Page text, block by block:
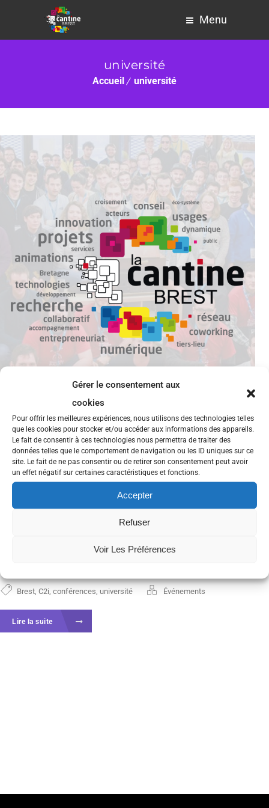
Gérer le consentement aux
cookies
Pour offrir les meilleures expériences, nous utilisons des technologies telles
que les cookies pour stocker et/ou accéder aux informations des appareils.
Le fait de consentir à ces technologies nous permettra de traiter des
données telles que le comportement de navigation ou les ID uniques sur ce
site. Le fait de ne pas consentir ou de retirer son consentement peut avoir
un effet négatif sur certaines caractéristiques et fonctions.
Accepter
Refuser
Voir Les Préférences
Menu
université
Accueil université
Programme des conférences C2i
Institué en 2002 puis complété par la circulaire du 9
juin 2011, le Certificat Informatique et Internet (C2i)®
est une certification nationale portant sur les
compétences numériques nécessaires aux étudiants
professionnelle. Le...
Brest C2i conférences université Événements
Lire la suite